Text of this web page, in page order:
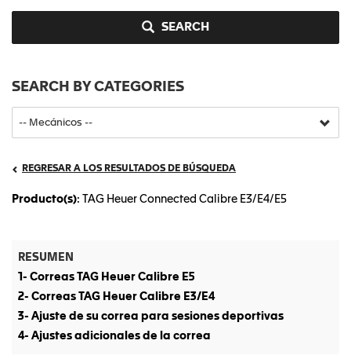
SEARCH
SEARCH BY CATEGORIES
REGRESAR A LOS RESULTADOS DE BÚSQUEDA
Producto(s): TAG Heuer Connected Calibre E3/E4/E5
RESUMEN
1- Correas TAG Heuer Calibre E5
2- Correas TAG Heuer Calibre E3/E4
3- Ajuste de su correa para sesiones deportivas
4- Ajustes adicionales de la correa